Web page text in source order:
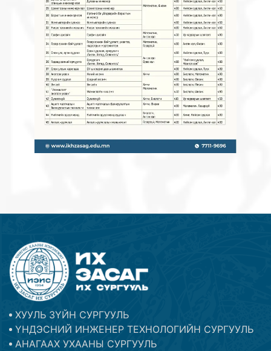
ХУУЛЬ ЗҮЙН СУРГУУЛЬ
ҮНДЭСНИЙ ИНЖЕНЕР ТЕХНОЛОГИЙН СУРГУУЛЬ
АНАГААХ УХААНЫ СУРГУУЛЬ